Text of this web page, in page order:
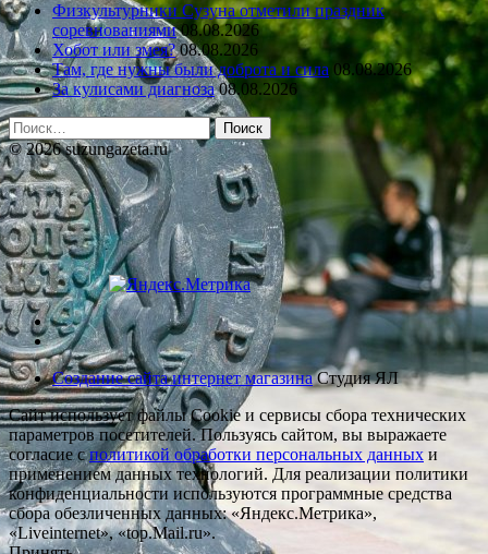
Физкультурники Сузуна отметили праздник
соревнованиями 08.08.2026
Хобот или змея? 08.08.2026
Там, где нужны были доброта и сила 08.08.2026
За кулисами диагноза 08.08.2026
Найти:
© 2026 suzungazeta.ru
Создание сайта интернет магазинаСтудия ЯЛ
Сайт использует файлы Cookie и сервисы сбора технических
параметров посетителей. Пользуясь сайтом, вы выражаете
согласие сполитикой обработки персональных данных и
применением данных технологий. Для реализации политики
конфиденциальности используются программные средства
сбора обезличенных данных: «Яндекс.Метрика»,
«Liveinternet», «top.Mail.ru».